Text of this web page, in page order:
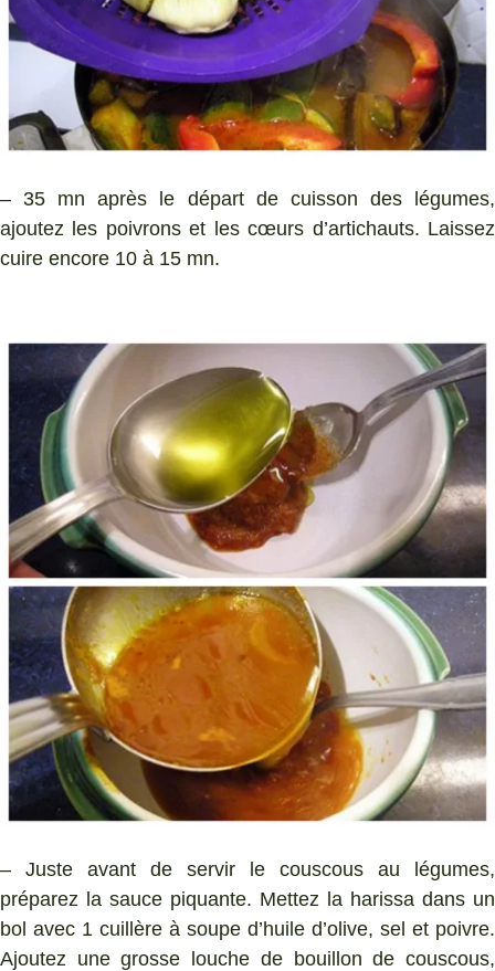
– 35 mn après le départ de cuisson des légumes,
ajoutez les poivrons et les cœurs d’artichauts. Laissez
cuire encore 10 à 15 mn.
– Juste avant de servir le couscous au légumes,
préparez la sauce piquante. Mettez la harissa dans un
bol avec 1 cuillère à soupe d’huile d’olive, sel et poivre.
Ajoutez une grosse louche de bouillon de couscous,